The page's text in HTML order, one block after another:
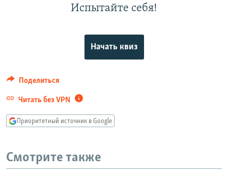
Все сайты РСЕ/РС
Испытайте себя!
Начать квиз
Поделиться
Читать без VPN
Приоритетный источник в Google
Смотрите также